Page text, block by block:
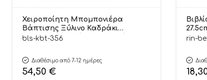
Χειροποίητη Μπομπονιέρα
Βάπτισης Ξύλινο Καδράκι
Στρογγυλό με Βέσπα για Αγόρια
bls-kbt-356
Διαθέσιμο από 7-12 ημέρες
54,50 €
rin-